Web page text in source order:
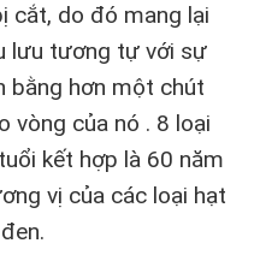
cắt, do đó mang lại
lưu tương tự với sự
bằng hơn một chút
vòng của nó . 8 loại
kết hợp là 60 năm
vị của các loại hạt